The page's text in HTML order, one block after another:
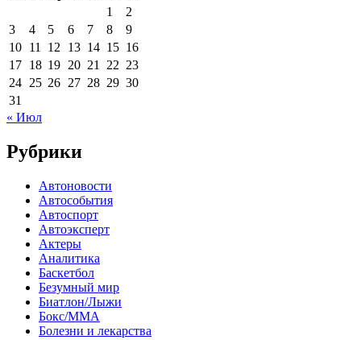
1
2
3
4 5 6 7 8
9
10 11 12 13 14 15 16
17 18 19 20 21 22 23
24 25 26 27 28 29 30
31
« Июл
Рубрики
Автоновости
Автособытия
Автоспорт
Автоэксперт
Актеры
Аналитика
Баскетбол
Безумный мир
Биатлон/Лыжи
Бокс/MMA
Болезни и лекарства